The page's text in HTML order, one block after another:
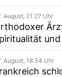
August, 21:27 Uhr
August, 18:34 Uhr